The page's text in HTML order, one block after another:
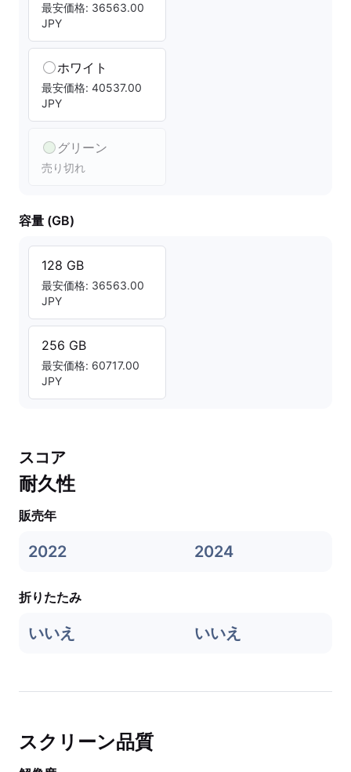
最安価格: 36563.00
JPY
ホワイト
最安価格: 40537.00
JPY
グリーン
売り切れ
容量 (GB)
128 GB
最安価格: 36563.00
JPY
256 GB
最安価格: 60717.00
JPY
スコア
耐久性
販売年
2022 2024
折りたたみ
いいえ いいえ
スクリーン品質